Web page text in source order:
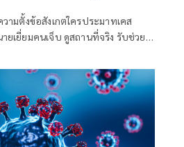
มตั้งข้อสังเกตใครประมาทเคส
ยเยี่ยมคนเจ็บ ดูสถานที่จริง รับช่วย